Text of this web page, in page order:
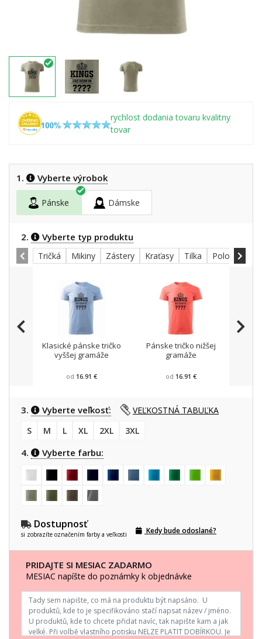
rychlost dodania tovaru kvalitny
tovar
1. Vyberte výrobok
Pánske Dámske
2. Vyberte typ produktu
Tričká Mikiny Zástery Kraťasy Tilka Polokošele
Klasické pánske tričko
vyššej gramáže
od 16.91 €
Pánske tričko nižšej
gramáže
od 16.91 €
3. Vyberte veľkosť:
VEĽKOSTNÁ TABUĽKA
S
M L XL 2XL 3XL
4. Vyberte farbu:
Dostupnosť
si zobrazíte označením farby a veľkosti Kedy bude odoslané?
PRIDAJTE SI MESIAC ZADARMO
MESIAC napíšte do poznámky k objednávke